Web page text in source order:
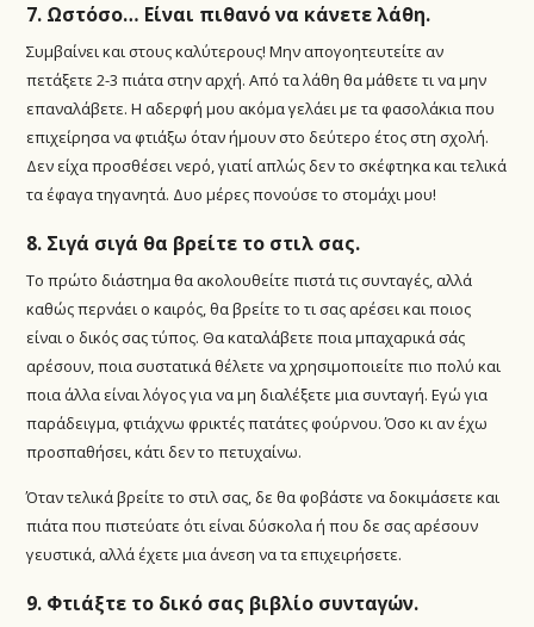
7. Ωστόσο… Είναι πιθανό να κάνετε λάθη.
Συμβαίνει και στους καλύτερους! Μην απογοητευτείτε αν
πετάξετε 2-3 πιάτα στην αρχή. Από τα λάθη θα μάθετε τι να μην
επαναλάβετε. Η αδερφή μου ακόμα γελάει με τα φασολάκια που
επιχείρησα να φτιάξω όταν ήμουν στο δεύτερο έτος στη σχολή.
Δεν είχα προσθέσει νερό, γιατί απλώς δεν το σκέφτηκα και τελικά
τα έφαγα τηγανητά. Δυο μέρες πονούσε το στομάχι μου!
8. Σιγά σιγά θα βρείτε το στιλ σας.
Το πρώτο διάστημα θα ακολουθείτε πιστά τις συνταγές, αλλά
καθώς περνάει ο καιρός, θα βρείτε το τι σας αρέσει και ποιος
είναι ο δικός σας τύπος. Θα καταλάβετε ποια μπαχαρικά σάς
αρέσουν, ποια συστατικά θέλετε να χρησιμοποιείτε πιο πολύ και
ποια άλλα είναι λόγος για να μη διαλέξετε μια συνταγή. Εγώ για
παράδειγμα, φτιάχνω φρικτές πατάτες φούρνου. Όσο κι αν έχω
προσπαθήσει, κάτι δεν το πετυχαίνω.
Όταν τελικά βρείτε το στιλ σας, δε θα φοβάστε να δοκιμάσετε και
πιάτα που πιστεύατε ότι είναι δύσκολα ή που δε σας αρέσουν
γευστικά, αλλά έχετε μια άνεση να τα επιχειρήσετε.
9. Φτιάξτε το δικό σας βιβλίο συνταγών.